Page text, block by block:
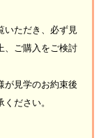
いただき、必ず見
、ご購入をご検討
が見学のお約束後
ださい。